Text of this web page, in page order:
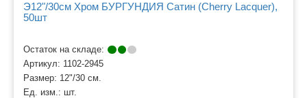
Э12"/30см Хром БУРГУНДИЯ Сатин (Cherry Lacquer),
50шт
Остаток на складе:
Артикул: 1102-2945
Размер: 12"/30 см.
Ед. изм.: шт.